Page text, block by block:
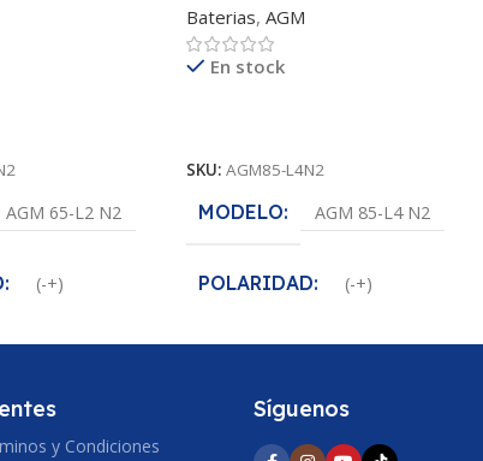
AGM 65-L2 N2
(-+)
Baterias, AGM
En stock
SKU:AGM85-L4N2
MODELO AGM 85-L4 N2
POLARIDAD (-+)
810 A
y Condiciones
Síguenos